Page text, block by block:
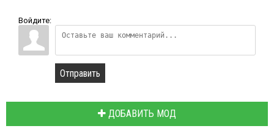
Войдите:
Отправить
ДОБАВИТЬ МОД